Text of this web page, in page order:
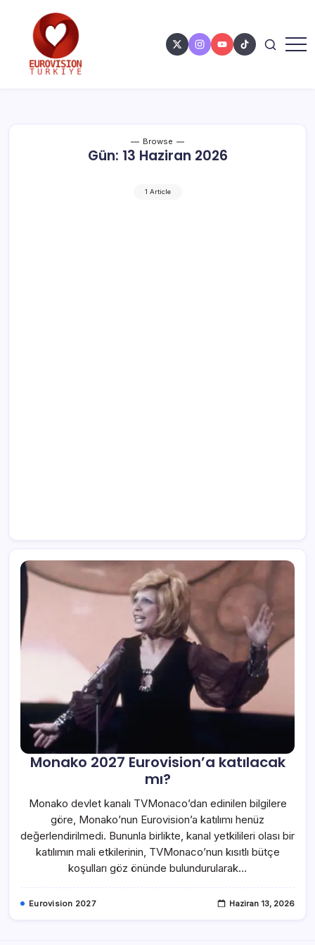
Browse
Gün: 13 Haziran 2026
1 Article
Monako 2027 Eurovision’a katılacak
mı?
Monako devlet kanalı TVMonaco’dan edinilen bilgilere
göre, Monako’nun Eurovision’a katılımı henüz
değerlendirilmedi. Bununla birlikte, kanal yetkilileri olası bir
katılımın mali etkilerinin, TVMonaco’nun kısıtlı bütçe
koşulları göz önünde bulundurularak…
Eurovision 2027 Haziran 13, 2026